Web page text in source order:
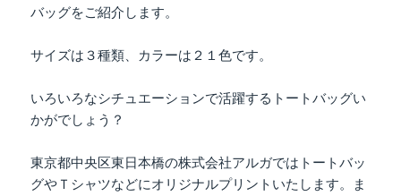
バッグをご紹介します。
サイズは３種類、カラーは２１色です。
いろいろなシチュエーションで活躍するトートバッグい
かがでしょう？
東京都中央区東日本橋の株式会社アルガではトートバッ
グやＴシャツなどにオリジナルプリントいたします。ま